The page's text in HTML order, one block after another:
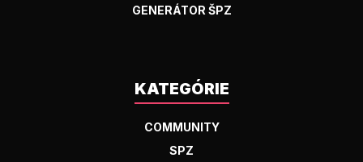
GENERÁTOR ŠPZ
KATEGÓRIE
COMMUNITY
SPZ